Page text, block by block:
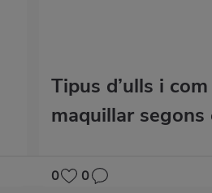
Tipus d’ulls i com
maquillar segons
0 0